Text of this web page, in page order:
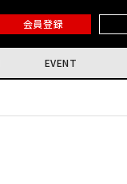
会員登録
EVENT